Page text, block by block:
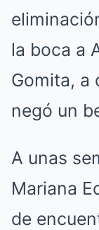
la boca a
Gomita, a
negó un
A unas
Mariana
de